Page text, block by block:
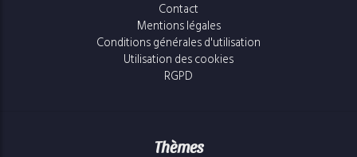
Contact
Mentions légales
Conditions générales d'utilisation
Utilisation des cookies
RGPD
Thèmes